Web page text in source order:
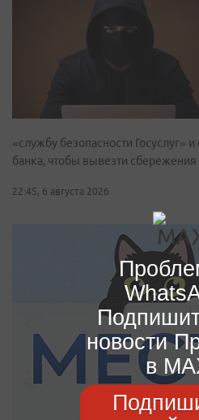
«службу безопасности Госуслуг»
банка, чтобы вывезти сбережения
22:45, 6 августа 2026
новости
в